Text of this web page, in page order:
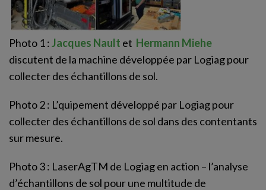
Photo 1 :Jacques Nault et Hermann Miehe
discutent de la machine développée par Logiag pour
collecter des échantillons de sol.
Photo 2 : L’quipement développé par Logiag pour
collecter des échantillons de sol dans des contentants
sur mesure.
Photo 3 : LaserAgTM de Logiag en action – l’analyse
d’échantillons de sol pour une multitude de